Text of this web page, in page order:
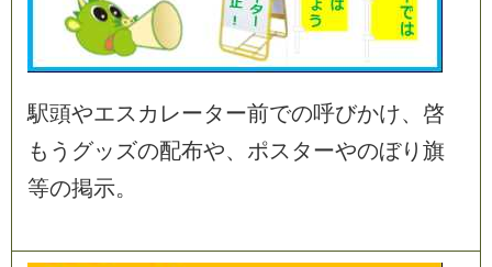
駅頭やエス カ レーター前での呼びかけ、 啓
も う グッ ズの配布や、 ポス ターやのぼり 旗
等の掲示。